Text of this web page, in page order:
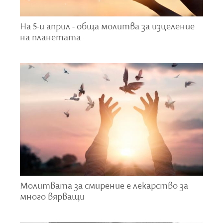
държеше златен кръст в дясната си ръка. Обърна
се към мен с думите:
„Предупреди всички християни да ми
и деветдесетия псалом. Лекарство
има и това е светото причастие. Има
и билка, която да пиете, това е
мащерката, тя убива вирусите. И в
никакъв случай да не забравяте да
посещавате Божия дом в този труден
момент, защото там няма никаква
зараза и никой не може да се
инфектира.“
Това беше първата вечер. Следващата нощ той
дойде отновои каза този път, че много християни
На 5-и април - обща молитва за изцеление
на планетата
Молитвата за смирение е лекарство за
много вярващи